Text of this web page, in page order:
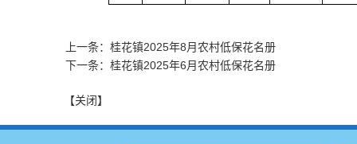
上一条：桂花镇2025年8月农村低保花名册
下一条：桂花镇2025年6月农村低保花名册
【关闭】